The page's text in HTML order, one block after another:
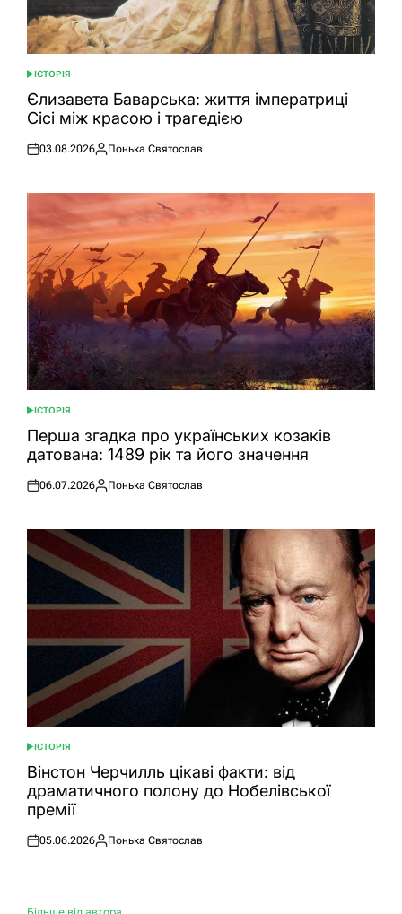
ОПУБЛІКУВАТИ
У
ІСТОРІЯ
Єлизавета Баварська: життя імператриці
Сісі між красою і трагедією
Оприлюднено
03.08.2026
Опубліковано
Понька Святослав
ОПУБЛІКУВАТИ
У
ІСТОРІЯ
Перша згадка про українських козаків
датована: 1489 рік та його значення
Оприлюднено
06.07.2026
Опубліковано
Понька Святослав
ОПУБЛІКУВАТИ
У
ІСТОРІЯ
Вінстон Черчилль цікаві факти: від
драматичного полону до Нобелівської
премії
Оприлюднено
05.06.2026
Опубліковано
Понька Святослав